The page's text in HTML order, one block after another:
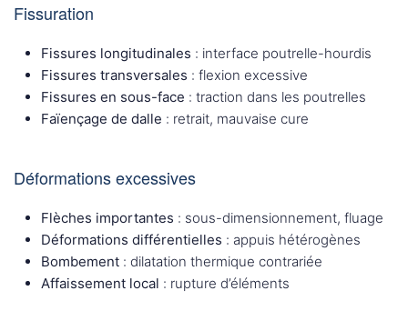
Fissuration
Fissures longitudinales : interface poutrelle-hourdis
Fissures transversales : flexion excessive
Fissures en sous-face : traction dans les poutrelles
Faïençage de dalle : retrait, mauvaise cure
Déformations excessives
Flèches importantes : sous-dimensionnement, fluage
Déformations différentielles : appuis hétérogènes
Bombement : dilatation thermique contrariée
Affaissement local : rupture d’éléments